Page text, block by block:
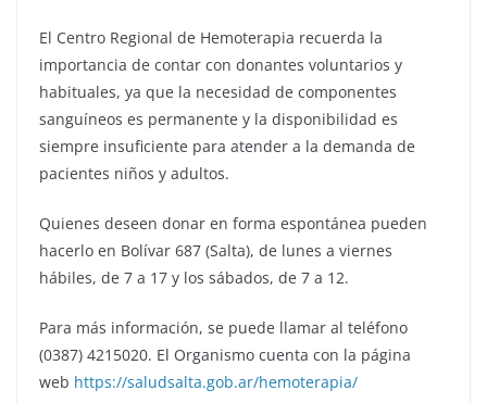
El Centro Regional de Hemoterapia recuerda la
importancia de contar con donantes voluntarios y
habituales, ya que la necesidad de componentes
sanguíneos es permanente y la disponibilidad es
siempre insuficiente para atender a la demanda de
pacientes niños y adultos.
Quienes deseen donar en forma espontánea pueden
hacerlo en Bolívar 687 (Salta), de lunes a viernes
hábiles, de 7 a 17 y los sábados, de 7 a 12.
Para más información, se puede llamar al teléfono
(0387) 4215020. El Organismo cuenta con la página
web https://saludsalta.gob.ar/hemoterapia/